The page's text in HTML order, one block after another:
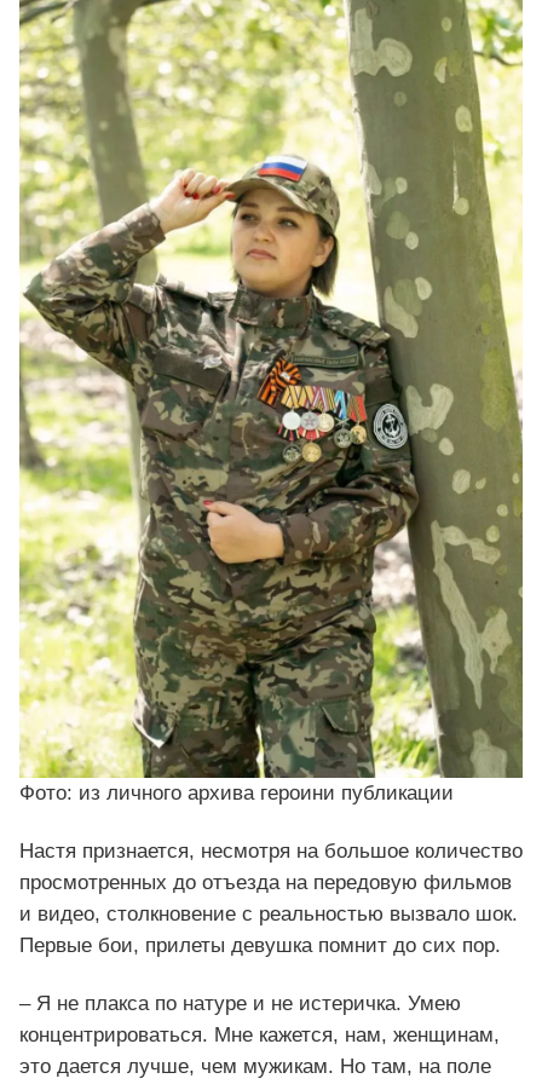
Фото: из личного архива героини публикации
Настя признается, несмотря на большое количество
просмотренных до отъезда на передовую фильмов
и видео, столкновение с реальностью вызвало шок.
Первые бои, прилеты девушка помнит до сих пор.
– Я не плакса по натуре и не истеричка. Умею
концентрироваться. Мне кажется, нам, женщинам,
это дается лучше, чем мужикам. Но там, на поле